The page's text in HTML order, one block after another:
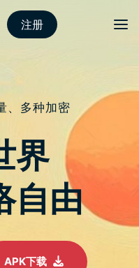
」参赛者们成
11 和
漏洞，并抱回
热火科技 发布